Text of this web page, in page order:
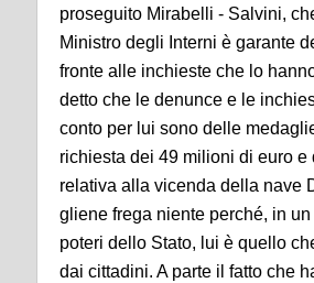
proseguito Mirabelli - Salvini,
Ministro degli Interni è garante
fronte alle inchieste che lo
detto che le denunce e le
conto per lui sono delle
richiesta dei 49 milioni di euro e
relativa alla vicenda della nave
gliene frega niente perché, in un
poteri dello Stato, lui è quello
dai cittadini. A parte il fatto che